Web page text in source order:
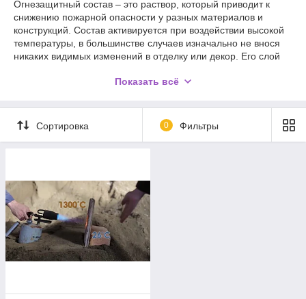
Огнезащитный состав – это раствор, который приводит к
снижению пожарной опасности у разных материалов и
конструкций. Состав активируется при воздействии высокой
температуры, в большинстве случаев изначально не внося
никаких видимых изменений в отделку или декор. Его слой
открытого огня изменяется и образовывает
выделяет в воздух инертные газы, которые препятствуют
горению и подавляют огонь.
Показать всё
Сортировка 0 Фильтры